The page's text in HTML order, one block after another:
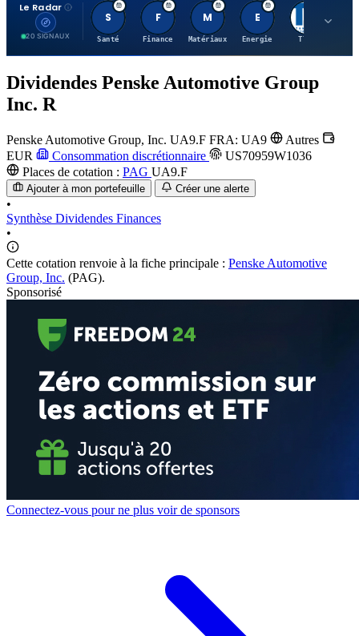
Le Radar
20 SIGNAUX
S
Santé
F
Finance
M
Matériaux
E
Energie TTWO
Dividendes Penske Automotive Group
Inc. R
Penske Automotive Group, Inc. UA9.F FRA: UA9
Autres
EUR
Consommation discrétionnaire
US70959W1036
Places de cotation : PAG UA9.F
Ajouter à mon portefeuille Créer une alerte
•
Synthèse Dividendes Finances
•
Cette cotation renvoie à la fiche principale : Penske Automotive
Group, Inc. (PAG).
Sponsorisé
Connectez-vous pour ne plus voir de sponsors